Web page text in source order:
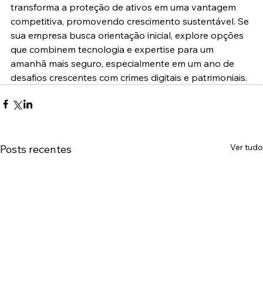
transforma a proteção de ativos em uma vantagem
competitiva, promovendo crescimento sustentável. Se
sua empresa busca orientação inicial, explore opções
que combinem tecnologia e expertise para um
amanhã mais seguro, especialmente em um ano de
desafios crescentes com crimes digitais e patrimoniais.
Posts recentes Ver tudo